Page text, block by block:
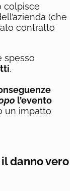
colpisce
(che
contratto
spesso
.
l’evento
un impatto
danno vero